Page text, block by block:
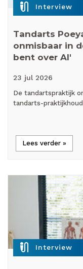
mic_external_on Interview
Tandarts
onmisbaar in
bent over AI'
23 jul 2026
De tandartspraktijk
tandarts-
Lees verder »
mic_external_on Interview